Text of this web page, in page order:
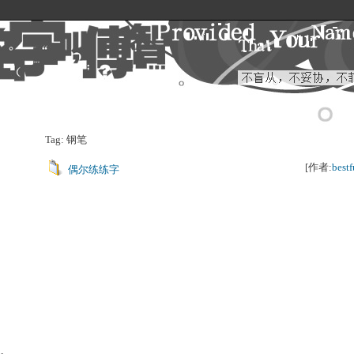
Tag: 钢笔
偶尔练练字 [作者: